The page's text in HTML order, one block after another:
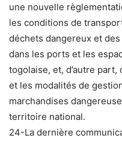
une nouvelle
les conditions de
déchets dangereux et
dans les ports et les
togolaise, et, d’autre
et les modalités de
marchandises
territoire national.
24-La dernière